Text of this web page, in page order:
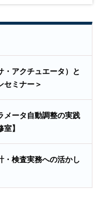
・アクチュエータ）と
ミナー＞
メータ自動調整の実践
】
・検査実務への活かし